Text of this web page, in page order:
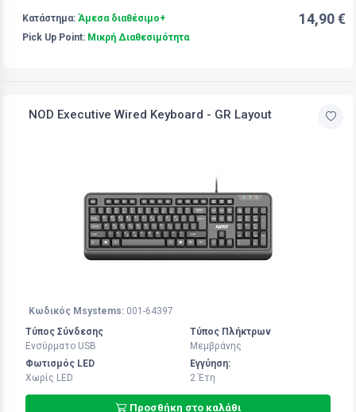
Κατάστημα: Άμεσα διαθέσιμο+
Pick Up Point: Μικρή Διαθεσιμότητα
14,90 €
NOD Executive Wired Keyboard - GR Layout
Κωδικός Msystems: 001-64397
Τύπος Σύνδεσης
Ενσύρματο USB
Τύπος Πλήκτρων
Μεμβράνης
Φωτισμός LED
Χωρίς LED
Εγγύηση:
2 Έτη
Προσθήκη στο καλάθι